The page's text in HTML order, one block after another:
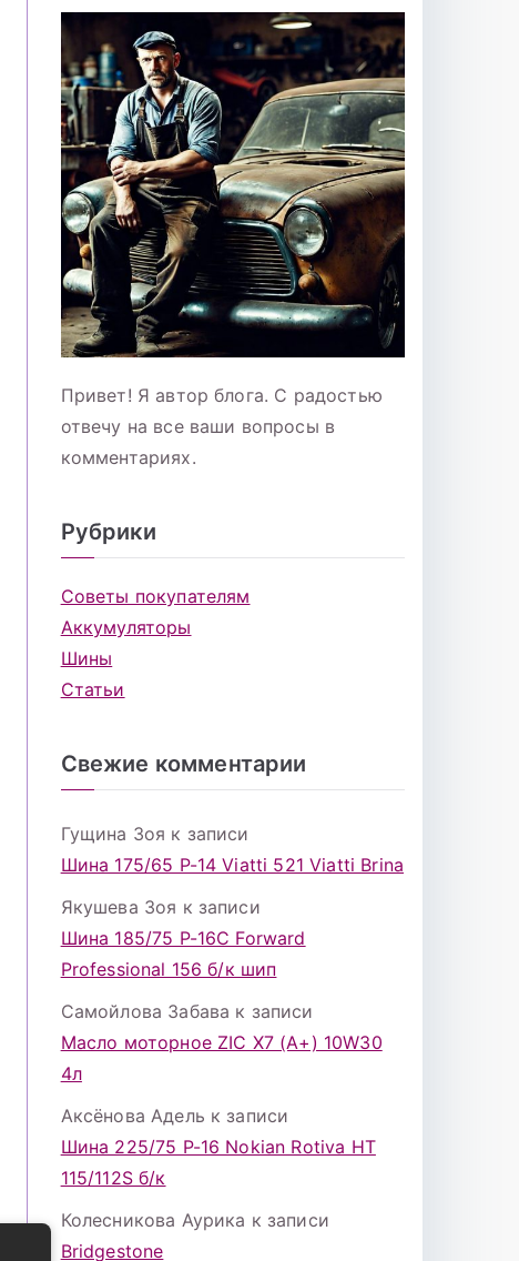
Привет! Я автор блога. С радостью
отвечу на все ваши вопросы в
комментариях.
Рубрики
Советы покупателям
Аккумуляторы
Шины
Статьи
Свежие комментарии
Гущина Зоя к записи
Шина 175/65 Р-14 Viatti 521 Viatti Brina
Якушева Зоя к записи
Шина 185/75 Р-16С Forward
Professional 156 б/к шип
Самойлова Забава к записи
Масло моторное ZIC X7 (A+) 10W30
4л
Аксёнова Адель к записи
Шина 225/75 Р-16 Nokian Rotiva HT
115/112S б/к
Колесникова Аурика к записи
Bridgestone